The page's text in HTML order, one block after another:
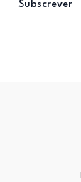
Subscrever